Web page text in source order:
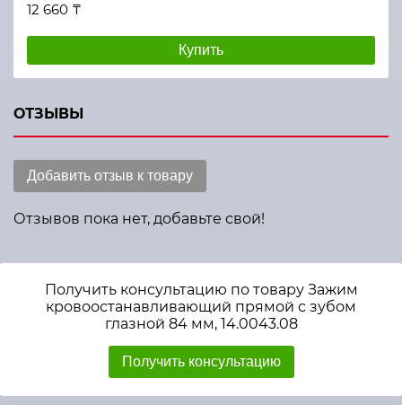
12 660 ₸
Купить
ОТЗЫВЫ
Добавить отзыв к товару
Отзывов пока нет, добавьте свой!
Получить консультацию по товару Зажим
кровоостанавливающий прямой с зубом
глазной 84 мм, 14.0043.08
Получить консультацию